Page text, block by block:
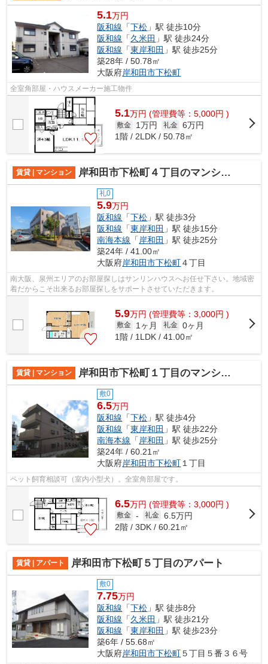
5.1万円
阪和線 「下松 」駅 徒歩10分
阪和線 「久米田 」駅 徒歩24分
阪和線 「東岸和田 」駅 徒歩25分
築28年 / 50.78㎡
大阪府岸和田市下松町
全室角部屋・ハウスメーカー施工物件
5.1万円 (管理費等：5,000円 )
敷金 1万円 礼金 6万円
1階 / 2LDK / 50.78㎡
賃貸 | マンション 岸和田市下松町４丁目のマンション
礼0
5.9万円
阪和線 「下松 」駅 徒歩3分
阪和線 「東岸和田 」駅 徒歩15分
南海本線 「岸和田 」駅 徒歩25分
築24年 / 41.00㎡
大阪府岸和田市下松町４丁目
南大阪、泉州エリアのお部屋探しはサンリンハウスへお任せ下さい。地域密
着だからこそ出来るお部屋探しをサポートさせていただきます。
5.9万円 (管理費等：3,000円 )
敷金 1ヶ月 礼金 0ヶ月
1階 / 1LDK / 41.00㎡
賃貸 | マンション 岸和田市下松町１丁目のマンション
敷0
6.5万円
阪和線 「下松 」駅 徒歩4分
阪和線 「東岸和田 」駅 徒歩22分
南海本線 「 岸和田 」駅 徒歩25分
築24年 / 60.21㎡
大阪府岸和田市下松町 １丁目
ペット飼育相談可（室内小型犬）。全室角部屋です。
6.5万円 (管理費等：3,000円 )
敷金 - 礼金 6.5万円
2階 / 3DK / 60.21㎡
賃貸 | アパート 岸和田市下松町５丁目のアパート
敷0
7.75万円
阪和線 「下松 」駅 徒歩8分
阪和線 「久米田 」駅 徒歩21分
阪和線 「東岸和田 」駅 徒歩23分
築6年 / 55.68㎡
大阪府岸和田市下松町５丁目５番３６号